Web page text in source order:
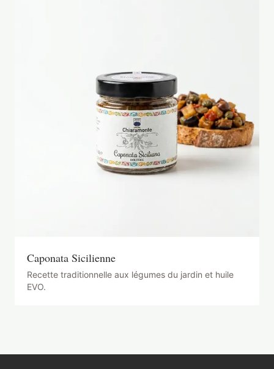
Caponata Sicilienne
Recette traditionnelle aux légumes du jardin et huile
EVO.